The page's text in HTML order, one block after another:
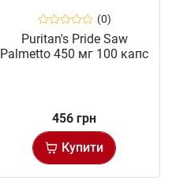
(0)
Puritan's Pride Saw
Palmetto 450 мг 100 капс
456 грн
Купити